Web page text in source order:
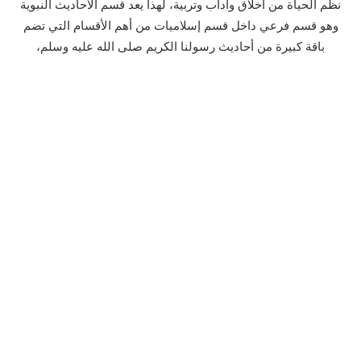
نظم الحياة من أخلاق وآداب وتربية، لهذا يعد قسم الأحاديث النبوية
وهو قسم فرعي داخل قسم إسلاميات من أهم الأقسام التي تضم
باقة كبيرة من أحاديث رسولنا الكريم صلى الله عليه وسلم،